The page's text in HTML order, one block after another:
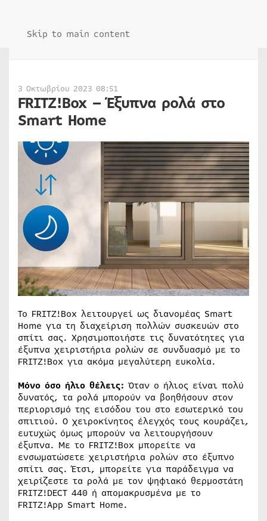
Skip to main content
3 Οκτωβρίου 2023 08:51
FRITZ!Box – Έξυπνα ρολά στο
Smart Home
Το FRITZ!Box λειτουργεί ως διανομέας Smart
Home για τη διαχείριση πολλών συσκευών στο
σπίτι σας. Χρησιμοποιήστε τις δυνατότητες για
έξυπνα χειριστήρια ρολών σε συνδυασμό με το
FRITZ!Box για ακόμα μεγαλύτερη ευκολία.
Μόνο όσο ήλιο θέλεις: Όταν ο ήλιος είναι πολύ
δυνατός, τα ρολά μπορούν να βοηθήσουν στον
περιορισμό της εισόδου του στο εσωτερικό του
σπιτιού. Ο χειροκίνητος έλεγχός τους κουράζει,
ευτυχώς όμως μπορούν να λειτουργήσουν
έξυπνα. Με το FRITZ!Box μπορείτε να
ενσωματώσετε χειριστήρια ρολών στο έξυπνο
σπίτι σας. Έτσι, μπορείτε για παράδειγμα να
χειρίζεστε τα ρολά με τον ψηφιακό θερμοστάτη
FRITZ!DECT 440 ή απομακρυσμένα με το
FRITZ!App Smart Home.